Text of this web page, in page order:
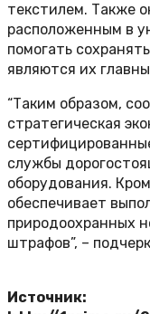
текстилем. Также
расположенным в
помогать
являются их
“Таким образом,
стратегическая
службы
оборудования.
обеспечивает
природоохранных
штрафов”, –
Источник: